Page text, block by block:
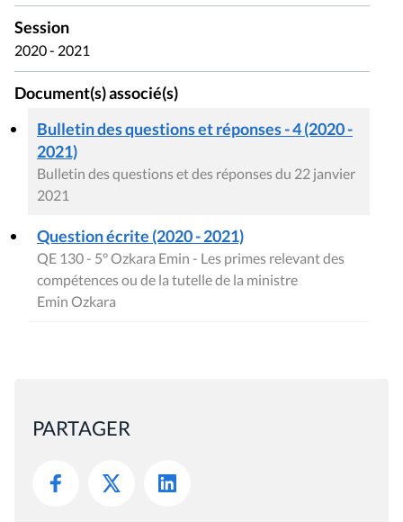
Session
2020 - 2021
Document(s) associé(s)
Bulletin des questions et réponses - 4 (2020 -
2021)
Bulletin des questions et des réponses du 22 janvier
2021
Question écrite (2020 - 2021)
QE 130 - 5° Ozkara Emin - Les primes relevant des
compétences ou de la tutelle de la ministre
Emin Ozkara
PARTAGER